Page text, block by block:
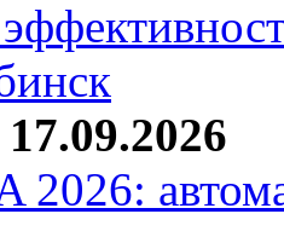
2026: